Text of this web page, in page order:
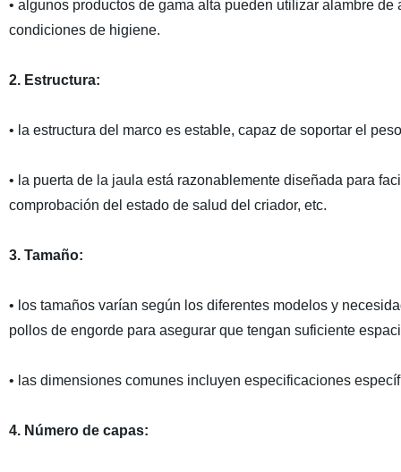
• algunos productos de gama alta pueden utilizar alambre
condiciones de higiene.
2. Estructura:
• la estructura del marco es estable, capaz de soportar el
• la puerta de la jaula está razonablemente diseñada para
comprobación del estado de salud del criador, etc.
3. Tamaño:
• los tamaños varían según los diferentes modelos y
pollos de engorde para asegurar que tengan suficiente
• las dimensiones comunes incluyen especificaciones
4. Número de capas: